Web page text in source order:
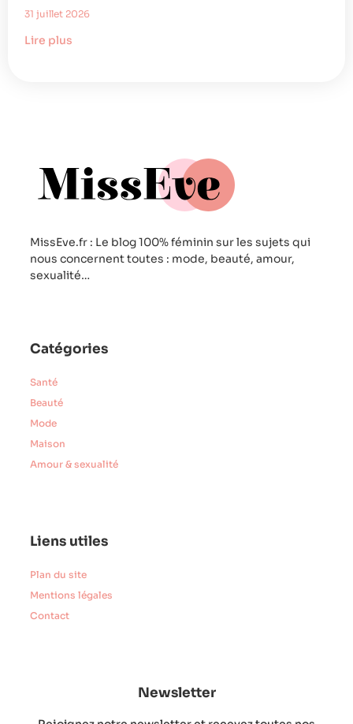
31 juillet 2026
Lire plus
MissEve.fr : Le blog 100% féminin sur les sujets qui
nous concernent toutes : mode, beauté, amour,
sexualité…
Catégories
Santé
Beauté
Mode
Maison
Amour & sexualité
Liens utiles
Plan du site
Mentions légales
Contact
Newsletter